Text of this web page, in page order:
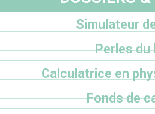
Simulateur
Perles du
Calculatrice en
Fonds de